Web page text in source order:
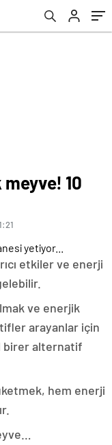
10
etkiler ve enerji
ve enerjik
arayanlar için
birer alternatif
hem enerji